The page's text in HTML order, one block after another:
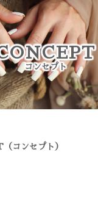
チラ
始
コンセプト
コンセプト）